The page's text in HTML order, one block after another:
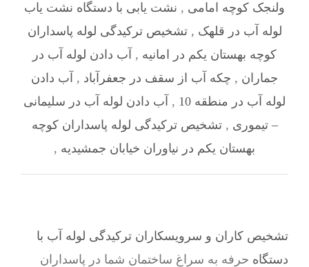
ولنجک کوچه امامی , نشت یابی با دستگاه نشت یاب
لوله آب در قلهک ,تشخیص ترکیدگی لوله پاسداران
کوچه بهستان یکم در امانیه , آب دادن لوله آب در
جماران , چکه آب از سقف در جعفرآباد , آب دادن
لوله آب در منطقه 10
, آب دادن لوله آب در سلیمانی
– تیموری ,تشخیص ترکیدگی لوله پاسداران کوچه
بهستان یکم در نیاوران خیابان جمشیدیه ,
تشخیص کاران و سرویسکاران ترکیدگی لوله آب با
دستگاه حرفه به سراغ ساختمان شما در پاسداران